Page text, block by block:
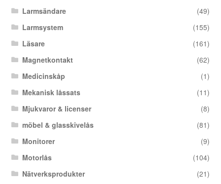
Larmsändare
(49)
Larmsystem
(155)
Läsare
(161)
Magnetkontakt
(62)
Medicinskåp
(1)
Mekanisk låssats
(11)
Mjukvaror & licenser
(8)
möbel & glasskivelås
(81)
Monitorer
(9)
Motorlås
(104)
Nätverksprodukter
(21)